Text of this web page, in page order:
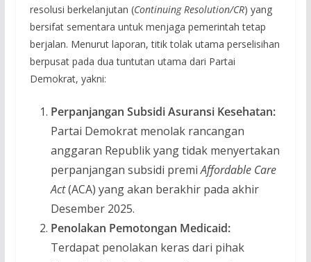
resolusi berkelanjutan (Continuing Resolution/CR) yang
bersifat sementara untuk menjaga pemerintah tetap
berjalan. Menurut laporan, titik tolak utama perselisihan
berpusat pada dua tuntutan utama dari Partai
Demokrat, yakni:
Perpanjangan Subsidi Asuransi Kesehatan:
Partai Demokrat menolak rancangan
anggaran Republik yang tidak menyertakan
perpanjangan subsidi premiAffordable Care
Act(ACA) yang akan berakhir pada akhir
Desember 2025.
Penolakan Pemotongan Medicaid:
Terdapat penolakan keras dari pihak